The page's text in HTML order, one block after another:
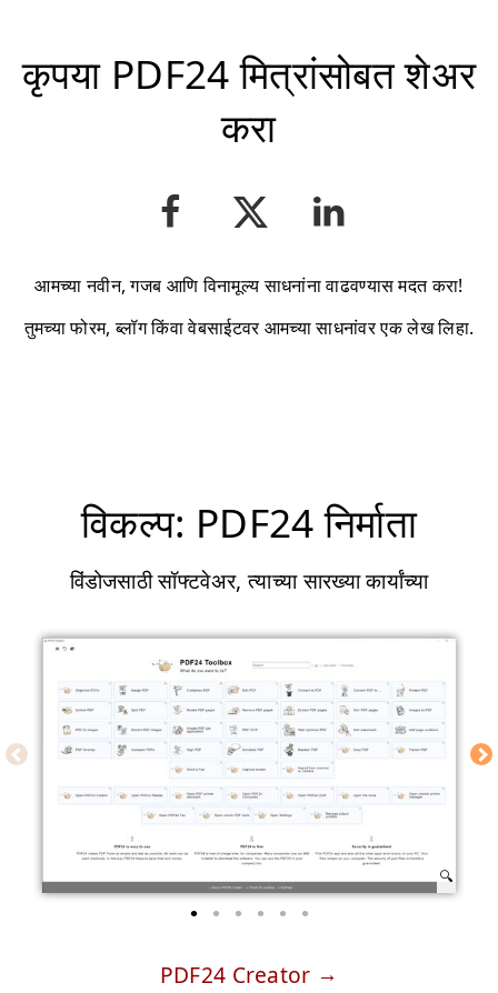
कृपया PDF24 मित्रांसोबत शेअर
करा
आमच्या नवीन, गजब आणि विनामूल्य साधनांना वाढवण्यास मदत करा!
तुमच्या फोरम, ब्लॉग किंवा वेबसाईटवर आमच्या साधनांवर एक लेख लिहा.
विकल्प: PDF24 निर्माता
विंडोजसाठी सॉफ्टवेअर, त्याच्या सारख्या कार्यांच्या
PDF24 Creator